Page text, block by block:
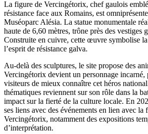
La figure de Vercingétorix, chef gaulois
résistance face aux Romains, est
Muséoparc Alésia. La statue monumentale
haute de 6,60 mètres, trône près des vestiges
Construite en cuivre, cette œuvre symbolise
l’esprit de résistance galva.
Au-delà des sculptures, le site propose des
Vercingétorix devient un personnage incarné,
visiteurs de mieux connaître cet héros
thématiques reviennent sur son rôle dans la
impact sur la fierté de la culture locale. En
ses liens avec des événements en lien avec la
Vercingétorix, notamment des expositions
d’interprétation.